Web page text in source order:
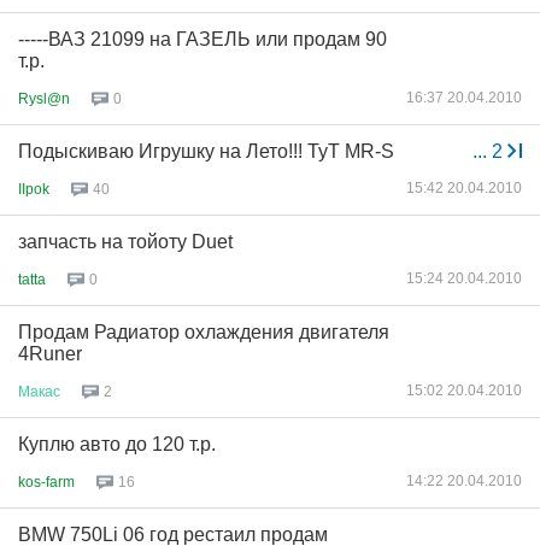
-----ВАЗ 21099 на ГАЗЕЛЬ или продам 90
т.р.
Rysl@n 0 16:37 20.04.2010
... 2
Подыскиваю Игрушку на Лето!!! TyT MR-S
IIpok 40 15:42 20.04.2010
запчасть на тойоту Duet
tatta 0 15:24 20.04.2010
Продам Радиатор охлаждения двигателя
4Runer
Макас 2 15:02 20.04.2010
Куплю авто до 120 т.р.
kos-farm 16 14:22 20.04.2010
BMW 750Li 06 год рестаил продам